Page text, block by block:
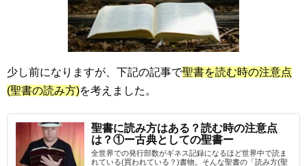
少し前になりますが、下記の記事で聖書を読む時の注意点
(聖書の読み方)を考えました。
聖書に読み方はある？読む時の注意点
は？①ー古典としての聖書ー
全世界での発行部数がギネス記録になるほど世界中で読ま
れている(買われている？)書物。そんな聖書の「読み方(聖